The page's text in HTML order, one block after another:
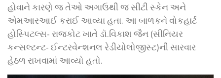
હોવાને કારણે જ તેઓ અગાઉથી જ સીટી સ્કેન અને
એમઆરઆઈ કરાઈ આવ્યા હતા. આ બાળકને વોકહાર્ટ
હોસ્પિટલ્સ- રાજકોટ ખાતે ડૉ.વિકાશ જૈન (સીનિયર
કન્સલ્ટન્ટ- ઈન્ટરવેન્શનલ રેડીયોલોજીસ્ટ)ની સારવાર
હેઠળ રાખવામાં આવ્યો હતો.